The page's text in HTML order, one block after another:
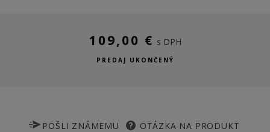
109,00 € s DPH
PREDAJ UKONČENÝ
POŠLI ZNÁMEMU OTÁZKA NA PRODUKT